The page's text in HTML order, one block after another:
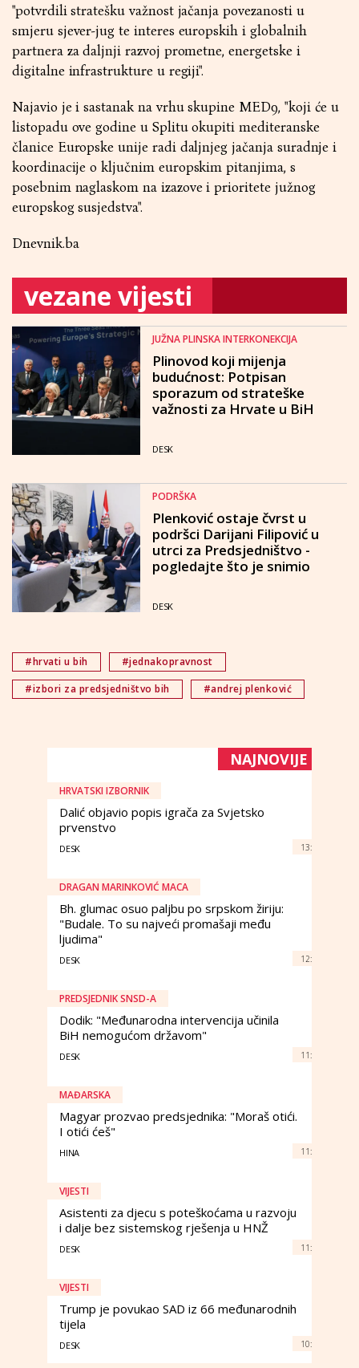
"potvrdili stratešku važnost jačanja povezanosti u
smjeru sjever-jug te interes europskih i globalnih
partnera za daljnji razvoj prometne, energetske i
digitalne infrastrukture u regiji".
Najavio je i sastanak na vrhu skupine MED9, "koji će u
listopadu ove godine u Splitu okupiti mediteranske
članice Europske unije radi daljnjeg jačanja suradnje i
koordinacije o ključnim europskim pitanjima, s
posebnim naglaskom na izazove i prioritete južnog
europskog susjedstva".
Dnevnik.ba
vezane vijesti
JUŽNA PLINSKA INTERKONEKCIJA
Plinovod koji mijenja
budućnost: Potpisan
sporazum od strateške
važnosti za Hrvate u BiH
DESK
PODRŠKA
Plenković ostaje čvrst u
podršci Darijani Filipović u
utrci za Predsjedništvo -
pogledajte što je snimio
DESK
#hrvati u bih
#jednakopravnost
#izbori za predsjedništvo bih
#andrej plenković
NAJNOVIJE
HRVATSKI IZBORNIK
Dalić objavio popis igrača za Svjetsko
prvenstvo
DESK 13:
DRAGAN MARINKOVIĆ MACA
Bh. glumac osuo paljbu po srpskom žiriju:
"Budale. To su najveći promašaji među
ljudima"
DESK 12:
PREDSJEDNIK SNSD-A
Dodik: "Međunarodna intervencija učinila
BiH nemogućom državom"
DESK 11:
MAĐARSKA
Magyar prozvao predsjednika: "Moraš otići.
I otići ćeš"
HINA 11:
VIJESTI
Asistenti za djecu s poteškoćama u razvoju
i dalje bez sistemskog rješenja u HNŽ
DESK 11:
VIJESTI
Trump je povukao SAD iz 66 međunarodnih
tijela
DESK 10: